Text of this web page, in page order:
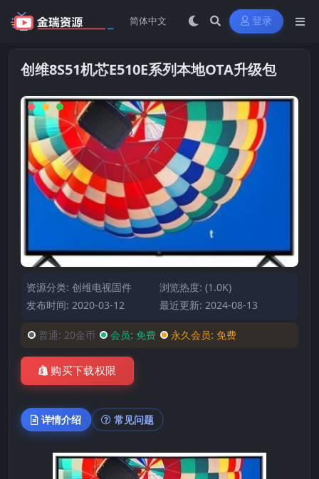
登录
创维8S51机芯E510E系列本地OTA升级包
资源分类: 创维电视固件
浏览热度: (1.0K)
发布时间: 2020-03-12
最近更新: 2024-08-13
普通: 20金币 会员: 免费 永久会员: 免费
购买下载权限
详情介绍 常见问题